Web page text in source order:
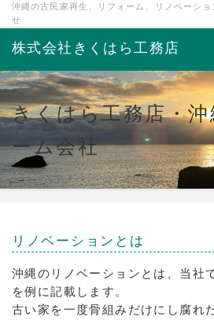
沖縄の古民家再生、リフォーム、リノベーシ
せ
株式会社きくはら工務店
きくはら工務店・
ーム会社
リノベーションとは
沖縄のリノベーションとは、当社
を例に記載します。
古い家を一度骨組みだけにし腐れ